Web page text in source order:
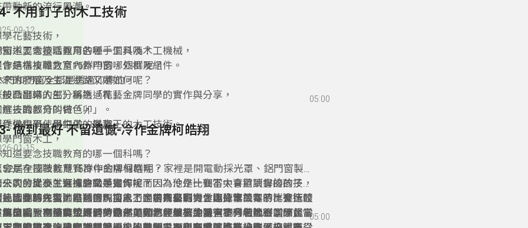
帶動新的流行風潮。
花藝技術，
知道要念技職教育的哪一個科嗎？
會是在技職教育15群中的哪個群呢？
來的發展及生涯進路又是如何呢？
技職翻轉人生》將透過花藝金牌同學的實作與分享，
解技職教育的特色，
受做中學、學中做的樂趣。
不用釘子的木工技術
09-12
窗木工需靈活運用各種手工具及木工機械，
作結構複雜之室內外門窗、外框及組件。
門和門窗全都是透過卯榫的，
般凸出來的部分稱為「榫」，
進去的部分叫做「卯」。
作過程不使用釘子，是真正的木工技術。
學門窗木工，
知道要念技職教育的哪一個科嗎？
會是在技職教育15群中的哪個群呢？
來的發展及生涯進路又是如何呢？
技職翻轉人生》將透過門窗木工金牌同學的實作與分享，
解技職教育務實致用的特色，與如何能讓人生變得不同。
05:00
做到最好 不留遺憾-冷作金牌柯皓翔
01-15
52屆全國技能競賽冷作金牌柯皓翔，家裡是開電動採光罩、鋁門窗製作
公司，從小就有機會動手實作，而因為他是一個不太喜歡讀書的孩子，
此國中時在老師推薦下，加入了國中技藝班，並選擇電機電子群進行體
與學習，在那時也到過南港高工參訪，並被冷凍空調科給吸引，因此當
一次的比賽，選擇的職類是銲接，因為冷作比賽當中會用到銲接的技
，因此想先精進自己的銲接能力，若未來有機會比冷作競賽時，會比較
易上手，不過銲接是到勞動部勞動力發展署北基宜花分署進行訓練，需
過比賽的練習，皓翔發現自己不是很有自制力，因此第二年的比賽選擇
能夠回到南港高工練習的冷作，因為在學校練習，會有老師跟同學督
第51屆全國技能競賽時，雖然皓翔已經很努力練習了，但比賽當下還是05:00